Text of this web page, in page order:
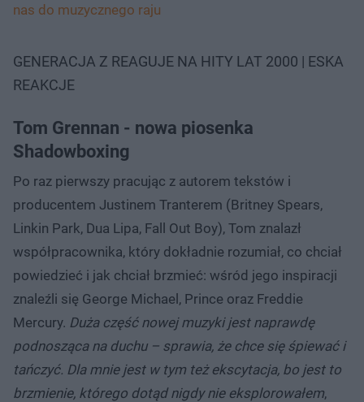
nas do muzycznego raju
GENERACJA Z REAGUJE NA HITY LAT 2000 | ESKA
REAKCJE
Tom Grennan - nowa piosenka
Shadowboxing
Po raz pierwszy pracując z autorem tekstów i
producentem Justinem Tranterem (Britney Spears,
Linkin Park, Dua Lipa, Fall Out Boy), Tom znalazł
współpracownika, który dokładnie rozumiał, co chciał
powiedzieć i jak chciał brzmieć: wśród jego inspiracji
znaleźli się George Michael, Prince oraz Freddie
Mercury. Duża część nowej muzyki jest naprawdę
podnosząca na duchu – sprawia, że chce się śpiewać i
tańczyć. Dla mnie jest w tym też ekscytacja, bo jest to
brzmienie, którego dotąd nigdy nie eksplorowałem,